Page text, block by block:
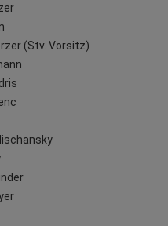
(Stv. Vorsitz)